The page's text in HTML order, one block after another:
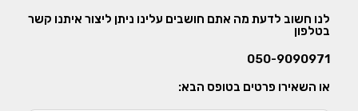
לנו חשוב לדעת מה אתם חושבים עלינו ניתן ליצור איתנו קשר
בטלפון
050-9090971
או השאירו פרטים בטופס הבא: